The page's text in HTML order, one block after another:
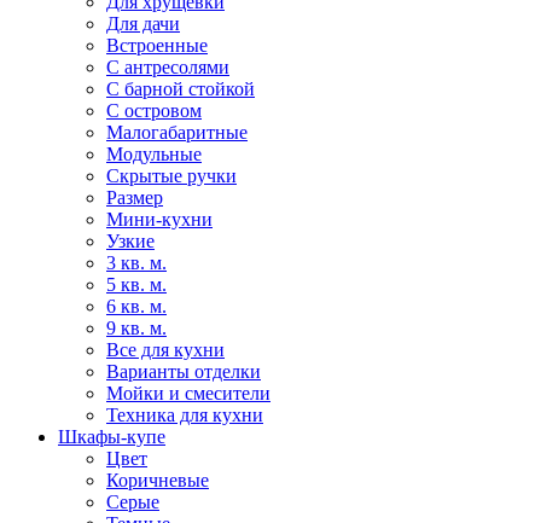
Для дачи
Встроенные
С антресолями
С барной стойкой
С островом
Малогабаритные
Модульные
Скрытые ручки
Размер
Мини-кухни
Узкие
3 кв. м.
5 кв. м.
6 кв. м.
9 кв. м.
Все для кухни
Варианты отделки
Мойки и смесители
Техника для кухни
Шкафы-купе
Цвет
Коричневые
Серые